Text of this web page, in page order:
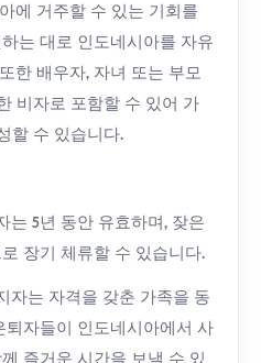
에 거주할 수 있는 기회를
는 대로 인도네시아를 자유
한 배우자, 자녀 또는 부모
비자로 포함할 수 있어 가
할 수 있습니다.
는 5년 동안 유효하며, 잦은
장기 체류할 수 있습니다.
자는 자격을 갖춘 가족을 동
퇴자들이 인도네시아에서 사